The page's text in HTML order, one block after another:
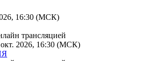
16:30 (МСК)
трансляцией
окт. 2026, 16:30 (МСК)